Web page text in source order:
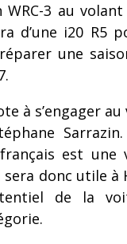
3 au volant
d’une i20 R5
une
à s’engager
est une
sera donc utile à
de la